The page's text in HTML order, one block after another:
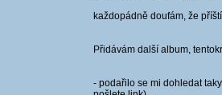
každopádně doufám, že
Přidávám další album,
- podařilo se mi dohledat